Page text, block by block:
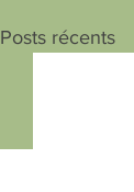
Posts récents